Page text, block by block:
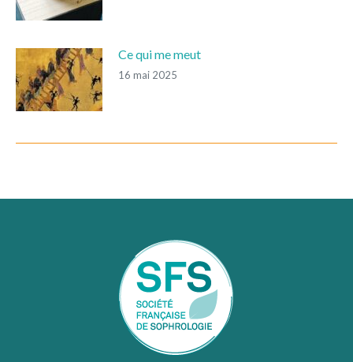
Ce qui me meut
16 mai 2025